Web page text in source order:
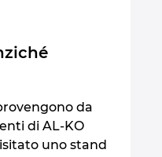
da
di AL-KO
uno stand